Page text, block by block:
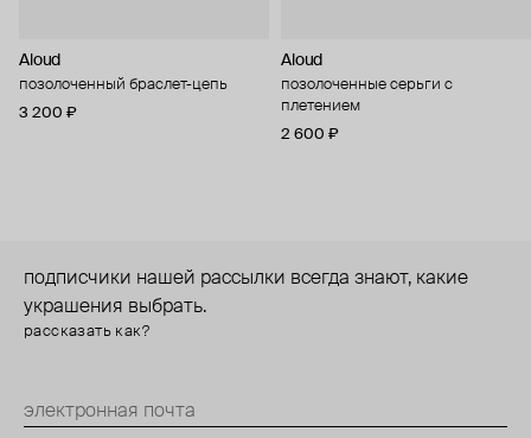
Aloud
позолоченный браслет-цепь
3 200 ₽
Aloud
позолоченные серьги с
плетением
2 600 ₽
подписчики нашей рассылки всегда знают, какие
украшения выбрать.
рассказать как?